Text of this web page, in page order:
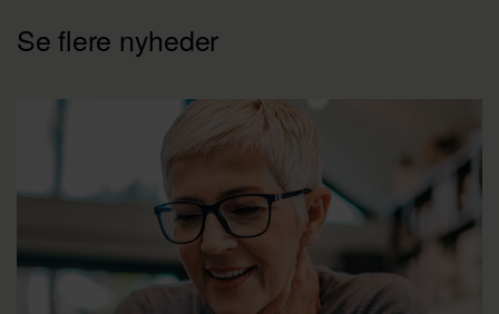
Se flere nyheder